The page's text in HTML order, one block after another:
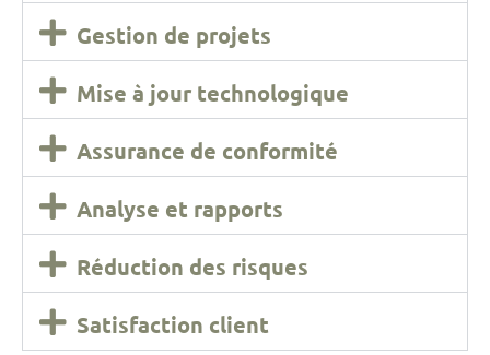
Gestion de projets
Mise à jour technologique
Assurance de conformité
Analyse et rapports
Réduction des risques
Satisfaction client